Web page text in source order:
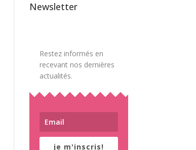
Newsletter
Restez informés en
recevant nos dernières
actualités.
je m'inscris!